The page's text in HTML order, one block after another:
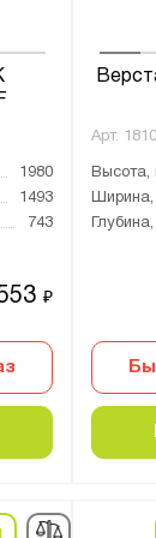
1980
1493
743
₽
Арт.
Высота,
сталь